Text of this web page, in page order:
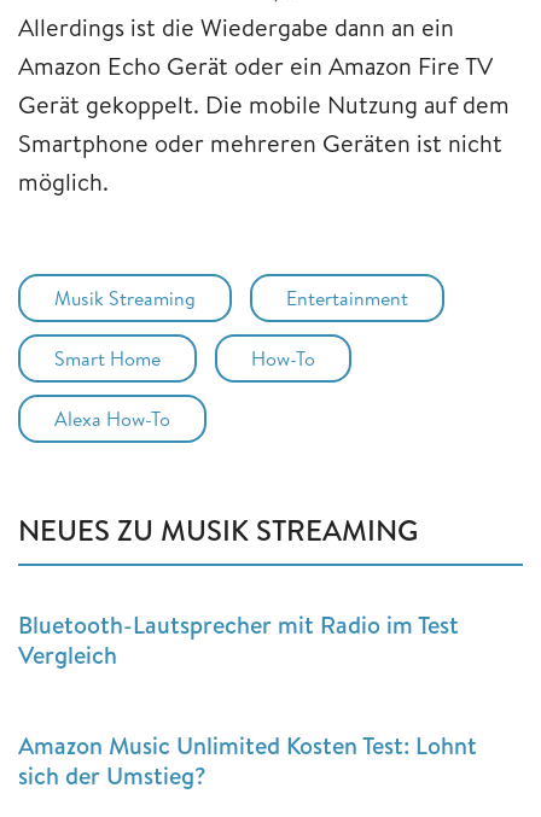
Allerdings ist die Wiedergabe dann an ein
Amazon Echo Gerät oder ein Amazon Fire TV
Gerät gekoppelt. Die mobile Nutzung auf dem
Smartphone oder mehreren Geräten ist nicht
möglich.
Musik Streaming Entertainment
Smart Home How-To
Alexa How-To
NEUES ZU MUSIK STREAMING
Bluetooth-Lautsprecher mit Radio im Test
Vergleich
Amazon Music Unlimited Kosten Test: Lohnt
sich der Umstieg?